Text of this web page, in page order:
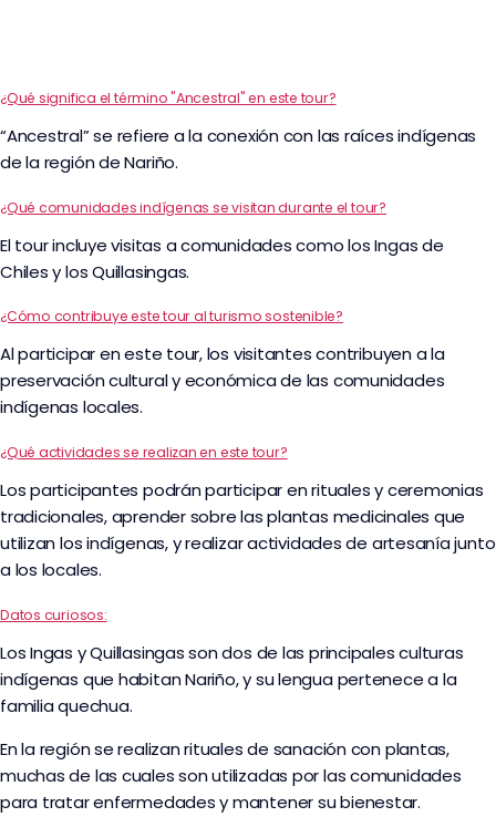
¿Qué significa el término "Ancestral" en este tour?
“Ancestral” se refiere a la conexión con las raíces indígenas
de la región de Nariño.
¿Qué comunidades indígenas se visitan durante el tour?
El tour incluye visitas a comunidades como los Ingas de
Chiles y los Quillasingas.
¿Cómo contribuye este tour al turismo sostenible?
Al participar en este tour, los visitantes contribuyen a la
preservación cultural y económica de las comunidades
indígenas locales.
¿Qué actividades se realizan en este tour?
Los participantes podrán participar en rituales y ceremonias
tradicionales, aprender sobre las plantas medicinales que
utilizan los indígenas, y realizar actividades de artesanía junto
a los locales.
Datos curiosos:
Los Ingas y Quillasingas son dos de las principales culturas
indígenas que habitan Nariño, y su lengua pertenece a la
familia quechua.
En la región se realizan rituales de sanación con plantas,
muchas de las cuales son utilizadas por las comunidades
para tratar enfermedades y mantener su bienestar.